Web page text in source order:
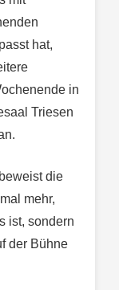
hat,
in
Triesen
die
mehr,
ist, sondern
der Bühne